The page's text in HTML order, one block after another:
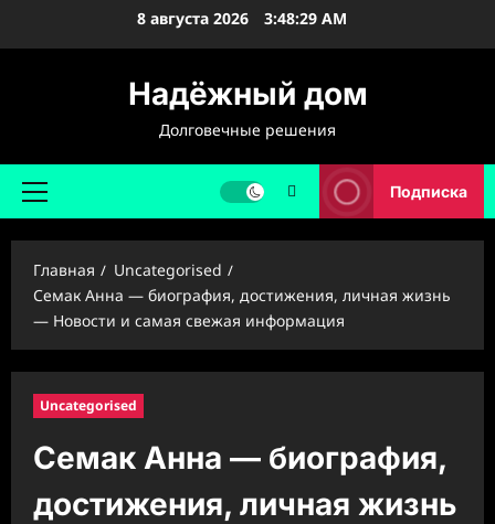
8 августа 2026 3:48:30 AM
Надёжный дом
Долговечные решения
Основное
Подписка
Главная
Uncategorised
Семак Анна — биография, достижения, личная жизнь
— Новости и самая свежая информация
Uncategorised
Семак Анна — биография,
достижения, личная жизнь